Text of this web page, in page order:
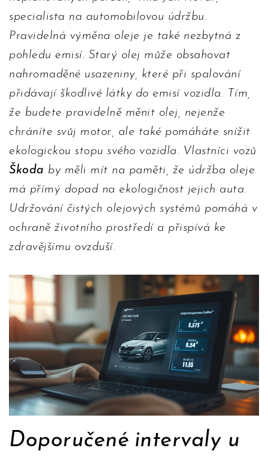
specialista na automobilovou údržbu.
Pravidelná výměna oleje je také nezbytná z
pohledu emisí. Starý olej může obsahovat
nahromaděné usazeniny, které při spalování
přidávají škodlivé látky do emisí vozidla. Tím,
že budete pravidelně měnit olej, nejenže
chráníte svůj motor, ale také pomáháte snížit
ekologickou stopu svého vozidla. Vlastníci vozů
Škoda by měli mít na paměti, že údržba oleje
má přímý dopad na ekologičnost jejich auta.
Udržování čistých olejových systémů pomáhá v
ochraně životního prostředí a přispívá ke
zdravějšímu ovzduší.
Doporučené intervaly u